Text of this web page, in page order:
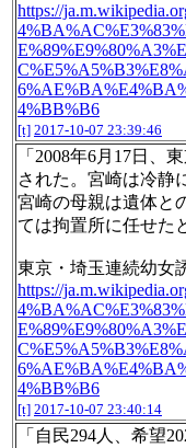
https://
4%BB%B6
[t] 2017-10-07 23:39:46
「2008年6月17日、
された。宮崎は冷静
宮崎の母親は遺体と
ては拘置所に任せた
東京・埼玉連続幼女
https://
4%BB%B6
[t] 2017-10-07 23:40:14
「自民294人、希望